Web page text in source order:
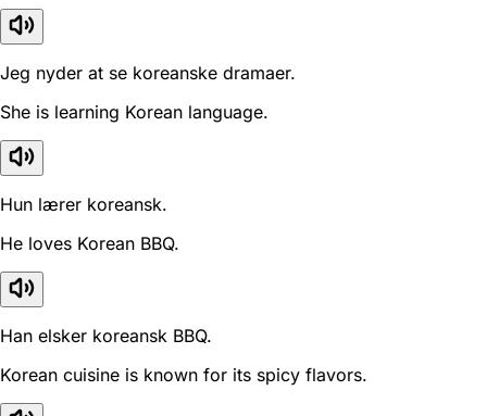
Jeg nyder at se koreanske dramaer.
She is learning Korean language.
Hun lærer koreansk.
He loves Korean BBQ.
Han elsker koreansk BBQ.
Korean cuisine is known for its spicy flavors.